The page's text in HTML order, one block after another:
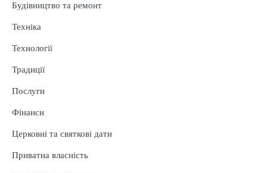
Будівництво та ремонт
Техніка
Технології
Традиції
Послуги
Фінанси
Церковні та святкові дати
Приватна власність